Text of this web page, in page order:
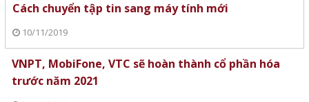
Cách chuyển tập tin sang máy tính mới
10/11/2019
VNPT, MobiFone, VTC sẽ hoàn thành cổ phần hóa
trước năm 2021